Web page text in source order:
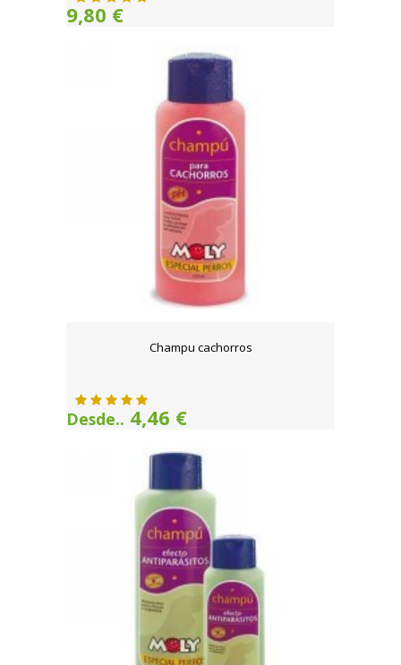
9,80 €
Champu cachorros
Desde.. 4,46 €